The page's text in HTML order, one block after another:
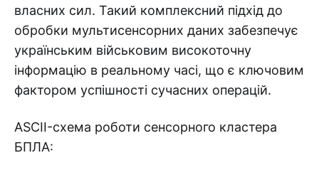
власних сил. Такий комплексний підхід до
обробки мультисенсорних даних забезпечує
українським військовим високоточну
інформацію в реальному часі, що є ключовим
фактором успішності сучасних операцій.
ASCII-схема роботи сенсорного кластера
БПЛА: